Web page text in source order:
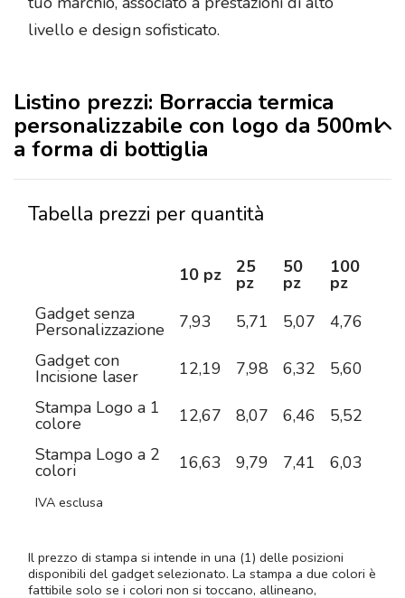
livello e design sofisticato.
Listino prezzi: Borraccia termica
personalizzabile con logo da 500ml
a forma di bottiglia
Tabella prezzi per quantità
10 pz 25
pz
50
pz
100
pz
Gadget senza
Personalizzazione 7,93 5,71 5,07 4,76
Gadget con
Incisione laser 12,19 7,98 6,32 5,60
Stampa Logo a 1
colore 12,67 8,07 6,46 5,52
Stampa Logo a 2
colori 16,63 9,79 7,41 6,03
IVA esclusa
Il prezzo di stampa si intende in una (1) delle posizioni
disponibili del gadget selezionato. La stampa a due colori è
fattibile solo se i colori non si toccano, allineano,